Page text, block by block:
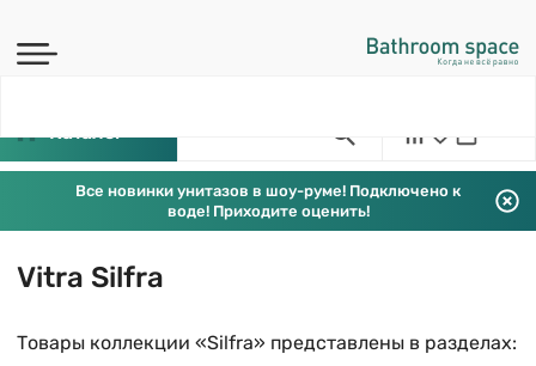
Каталог
Все новинки унитазов в шоу-руме! Подключено к
воде! Приходите оценить!
Vitra Silfra
Товары коллекции «Silfra» представлены в разделах: